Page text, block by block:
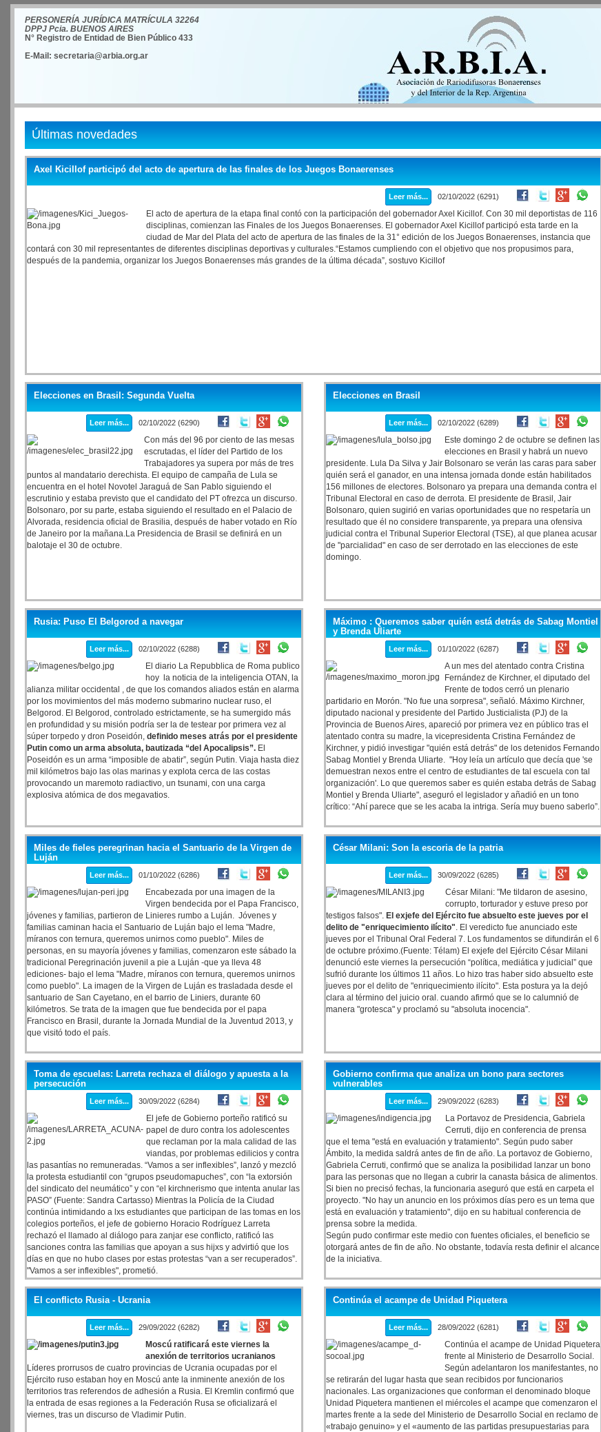
PERSONERÍA JURÍDICA MATRÍCULA 32264
DPPJ Pcia. BUENOS AIRES
N° Registro de Entidad de Bien Público 433
E-Mail: secretaria@arbia.org.ar
Últimas novedades
Axel Kicillof participó del acto de apertura de las finales de los Juegos Bonaerenses
Leer más... 02/10/2022 (6291)
El acto de apertura de la etapa final contó con la participación del gobernador Axel Kicillof. Con 30 mil deportistas de 116
disciplinas, comienzan las Finales de los Juegos Bonaerenses. El gobernador Axel Kicillof participó esta tarde en la
ciudad de Mar del Plata del acto de apertura de las finales de la 31° edición de los Juegos Bonaerenses, instancia que
contará con 30 mil representantes de diferentes disciplinas deportivas y culturales.“Estamos cumpliendo con el objetivo que nos propusimos para,
después de la pandemia, organizar los Juegos Bonaerenses más grandes de la última década”, sostuvo Kicillof
Elecciones en Brasil: Segunda Vuelta
Leer más... 02/10/2022 (6290)
Con más del 96 por ciento de las mesas
escrutadas, el líder del Partido de los
Trabajadores ya supera por más de tres
puntos al mandatario derechista. El equipo de campaña de Lula se
encuentra en el hotel Novotel Jaraguá de San Pablo siguiendo el
escrutinio y estaba previsto que el candidato del PT ofrezca un discurso.
Bolsonaro, por su parte, estaba siguiendo el resultado en el Palacio de
Alvorada, residencia oficial de Brasilia, después de haber votado en Río
de Janeiro por la mañana.La Presidencia de Brasil se definirá en un
balotaje el 30 de octubre.
Elecciones en Brasil
Leer más... 02/10/2022 (6289)
Este domingo 2 de octubre se definen las
elecciones en Brasil y habrá un nuevo
presidente. Lula Da Silva y Jair Bolsonaro se verán las caras para saber
quién será el ganador, en una intensa jornada donde están habilitados
156 millones de electores. Bolsonaro ya prepara una demanda contra el
Tribunal Electoral en caso de derrota. El presidente de Brasil, Jair
Bolsonaro, quien sugirió en varias oportunidades que no respetaría un
resultado que él no considere transparente, ya prepara una ofensiva
judicial contra el Tribunal Superior Electoral (TSE), al que planea acusar
de "parcialidad" en caso de ser derrotado en las elecciones de este
domingo.
Rusia: Puso El Belgorod a navegar
Leer más... 02/10/2022 (6288)
El diario La Repubblica de Roma publico
hoy la noticia de la inteligencia OTAN, la
alianza militar occidental , de que los comandos aliados están en alarma
por los movimientos del más moderno submarino nuclear ruso, el
Belgorod. El Belgorod, controlado estrictamente, se ha sumergido más
en profundidad y su misión podría ser la de testear por primera vez al
súper torpedo y dron Poseidón, definido meses atrás por el presidente
Putin como un arma absoluta, bautizada “del Apocalipsis”. El
Poseidón es un arma “imposible de abatir”, según Putin. Viaja hasta diez
mil kilómetros bajo las olas marinas y explota cerca de las costas
provocando un maremoto radiactivo, un tsunami, con una carga
explosiva atómica de dos megavatios.
Máximo : Queremos saber quién está detrás de Sabag Montiel
y Brenda Uliarte
Leer más... 01/10/2022 (6287)
A un mes del atentado contra Cristina
Fernández de Kirchner, el diputado del
Frente de todos cerró un plenario
partidario en Morón. "No fue una sorpresa", señaló. Máximo Kirchner,
diputado nacional y presidente del Partido Justicialista (PJ) de la
Provincia de Buenos Aires, apareció por primera vez en público tras el
atentado contra su madre, la vicepresidenta Cristina Fernández de
Kirchner, y pidió investigar "quién está detrás" de los detenidos Fernando
Sabag Montiel y Brenda Uliarte. "Hoy leía un artículo que decía que 'se
demuestran nexos entre el centro de estudiantes de tal escuela con tal
organización'. Lo que queremos saber es quién estaba detrás de Sabag
Montiel y Brenda Uliarte", aseguró el legislador y añadió en un tono
crítico: “Ahí parece que se les acaba la intriga. Sería muy bueno saberlo”.
Miles de fieles peregrinan hacia el Santuario de la Virgen de
Luján
Leer más... 01/10/2022 (6286)
Encabezada por una imagen de la
Virgen bendecida por el Papa Francisco,
jóvenes y familias, partieron de Linieres rumbo a Luján. Jóvenes y
familias caminan hacia el Santuario de Luján bajo el lema "Madre,
míranos con ternura, queremos unirnos como pueblo". Miles de
personas, en su mayoría jóvenes y familias, comenzaron este sábado la
tradicional Peregrinación juvenil a pie a Luján -que ya lleva 48
ediciones- bajo el lema "Madre, míranos con ternura, queremos unirnos
como pueblo". La imagen de la Virgen de Luján es trasladada desde el
santuario de San Cayetano, en el barrio de Liniers, durante 60
kilómetros. Se trata de la imagen que fue bendecida por el papa
Francisco en Brasil, durante la Jornada Mundial de la Juventud 2013, y
que visitó todo el país.
César Milani: Son la escoria de la patria
Leer más... 30/09/2022 (6285)
César Milani: "Me tildaron de asesino,
corrupto, torturador y estuve preso por
testigos falsos". El exjefe del Ejército fue absuelto este jueves por el
delito de "enriquecimiento ilícito". El veredicto fue anunciado este
jueves por el Tribunal Oral Federal 7. Los fundamentos se difundirán el 6
de octubre próximo.(Fuente: Télam) El exjefe del Ejército César Milani
denunció este viernes la persecución “política, mediática y judicial” que
sufrió durante los últimos 11 años. Lo hizo tras haber sido absuelto este
jueves por el delito de "enriquecimiento ilícito". Esta postura ya la dejó
clara al término del juicio oral. cuando afirmó que se lo calumnió de
manera "grotesca" y proclamó su "absoluta inocencia".
Toma de escuelas: Larreta rechaza el diálogo y apuesta a la
persecución
Leer más... 30/09/2022 (6284)
El jefe de Gobierno porteño ratificó su
papel de duro contra los adolescentes
que reclaman por la mala calidad de las
viandas, por problemas edilicios y contra
las pasantías no remuneradas. “Vamos a ser inflexibles”, lanzó y mezcló
la protesta estudiantil con “grupos pseudomapuches”, con “la extorsión
del sindicato del neumático” y con “el kirchnerismo que intenta anular las
PASO” (Fuente: Sandra Cartasso) Mientras la Policía de la Ciudad
continúa intimidando a lxs estudiantes que participan de las tomas en los
colegios porteños, el jefe de gobierno Horacio Rodríguez Larreta
rechazó el llamado al diálogo para zanjar ese conflicto, ratificó las
sanciones contra las familias que apoyan a sus hijxs y advirtió que los
días en que no hubo clases por estas protestas “van a ser recuperados”.
"Vamos a ser inflexibles", prometió.
Gobierno confirma que analiza un bono para sectores
vulnerables
Leer más... 29/09/2022 (6283)
La Portavoz de Presidencia, Gabriela
Cerruti, dijo en conferencia de prensa
que el tema "está en evaluación y tratamiento". Según pudo saber
Ámbito, la medida saldrá antes de fin de año. La portavoz de Gobierno,
Gabriela Cerruti, confirmó que se analiza la posibilidad lanzar un bono
para las personas que no llegan a cubrir la canasta básica de alimentos.
Si bien no precisó fechas, la funcionaria aseguró que está en carpeta el
proyecto. "No hay un anuncio en los próximos días pero es un tema que
está en evaluación y tratamiento", dijo en su habitual conferencia de
prensa sobre la medida.
Según pudo confirmar este medio con fuentes oficiales, el beneficio se
otorgará antes de fin de año. No obstante, todavía resta definir el alcance
de la iniciativa.
El conflicto Rusia - Ucrania
Leer más... 29/09/2022 (6282)
Moscú ratificará este viernes la
anexión de territorios ucranianos
Líderes prorrusos de cuatro provincias de Ucrania ocupadas por el
Ejército ruso estaban hoy en Moscú ante la inminente anexión de los
territorios tras referendos de adhesión a Rusia. El Kremlin confirmó que
la entrada de esas regiones a la Federación Rusa se oficializará el
viernes, tras un discurso de Vladimir Putin.
Continúa el acampe de Unidad Piquetera
Leer más... 28/09/2022 (6281)
Continúa el acampe de Unidad Piquetera
frente al Ministerio de Desarrollo Social.
Según adelantaron los manifestantes, no
se retirarán del lugar hasta que sean recibidos por funcionarios
nacionales. Las organizaciones que conforman el denominado bloque
Unidad Piquetera mantienen el miércoles el acampe que comenzaron el
martes frente a la sede del Ministerio de Desarrollo Social en reclamo de
«trabajo genuino» y el «aumento de las partidas presupuestarias para